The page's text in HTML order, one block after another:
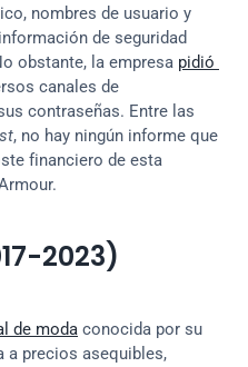
nombres de usuario y
de seguridad
obstante, la empresa pidió
canales de
contraseñas. Entre las
, no hay ningún informe que
financiero de esta
2023)
de moda conocida por su
a precios asequibles,